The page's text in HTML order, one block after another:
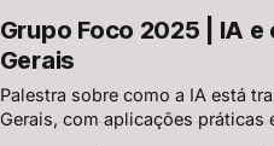
limites reais das ferramentas no
Grupo Foco 2025 | IA
Gerais
Palestra sobre como a IA está
Gerais, com aplicações